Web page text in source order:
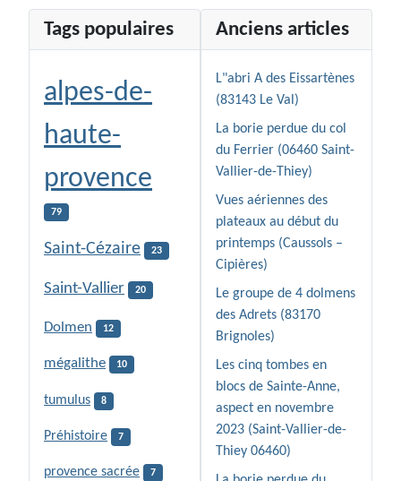
Tags populaires
alpes-de-
haute-
provence
79
Saint-Cézaire 23
Saint-Vallier 20
Dolmen 12
mégalithe 10
tumulus 8
Préhistoire 7
provence sacrée 7
Anciens articles
L"abri A des Eissartènes
(83143 Le Val)
La borie perdue du col
du Ferrier (06460 Saint-
Vallier-de-Thiey)
Vues aériennes des
plateaux au début du
printemps (Caussols –
Cipières)
Le groupe de 4 dolmens
des Adrets (83170
Brignoles)
Les cinq tombes en
blocs de Sainte-Anne,
aspect en novembre
2023 (Saint-Vallier-de-
Thiey 06460)